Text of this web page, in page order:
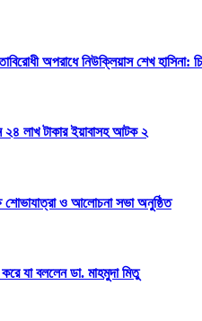
অপরাধে নিউক্লিয়াস শেখ হাসিনা:
২৪ লাখ টাকার ইয়াবাসহ আটক ২
শোভাযাত্রা ও আলোচনা সভা অনুষ্ঠিত
যা বললেন ডা. মাহমুদা মিতু